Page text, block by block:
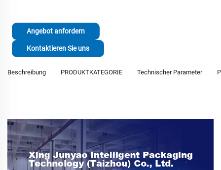
Angebot anfordern
Kontaktieren Sie uns
Beschreibung PRODUKTKATEGORIE Technischer Parameter